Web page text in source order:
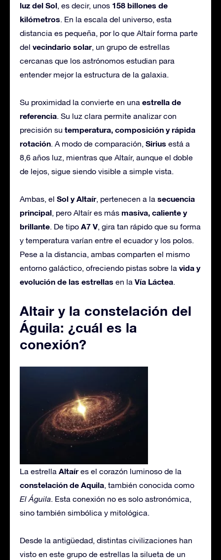
luz del Sol, es decir, unos 158 billones de
kilómetros. En la escala del universo, esta
distancia es pequeña, por lo que Altaír forma parte
del vecindario solar, un grupo de estrellas
cercanas que los astrónomos estudian para
entender mejor la estructura de la galaxia.
Su proximidad la convierte en una estrella de
referencia. Su luz clara permite analizar con
precisión su temperatura, composición y rápida
rotación. A modo de comparación, Sirius está a
8,6 años luz, mientras que Altaír, aunque el doble
de lejos, sigue siendo visible a simple vista.
Ambas, el Sol y Altaír, pertenecen a la secuencia
principal, pero Altaír es más masiva, caliente y
brillante. De tipo A7 V, gira tan rápido que su forma
y temperatura varían entre el ecuador y los polos.
Pese a la distancia, ambas comparten el mismo
entorno galáctico, ofreciendo pistas sobre la vida y
evolución de las estrellas en la Vía Láctea.
Altair y la constelación del
Águila: ¿cuál es la
conexión?
La estrella Altaíres el corazón luminoso de la
constelación de Aquila, también conocida como
El Águila. Esta conexión no es solo astronómica,
sino también simbólica y mitológica.
Desde la antigüedad, distintas civilizaciones han
visto en este grupo de estrellas la silueta de un